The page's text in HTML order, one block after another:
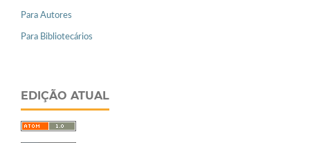
Para Autores
Para Bibliotecários
EDIÇÃO ATUAL